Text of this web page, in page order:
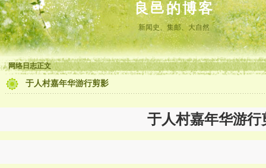
良邑的博客
新闻史、集邮、大自然
网络日志正文
于人村嘉年华游行剪影
于人村嘉年华游行